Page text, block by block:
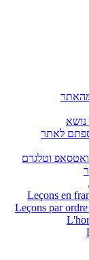
נושא
לאתר
וטלגרם
Leçons en
Leçons par